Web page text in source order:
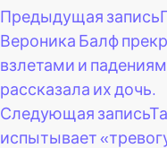
по
записям
Предыдущая запись
Вероника Балф
взлетами и
рассказала их дочь.
Следующая запись
испытывает